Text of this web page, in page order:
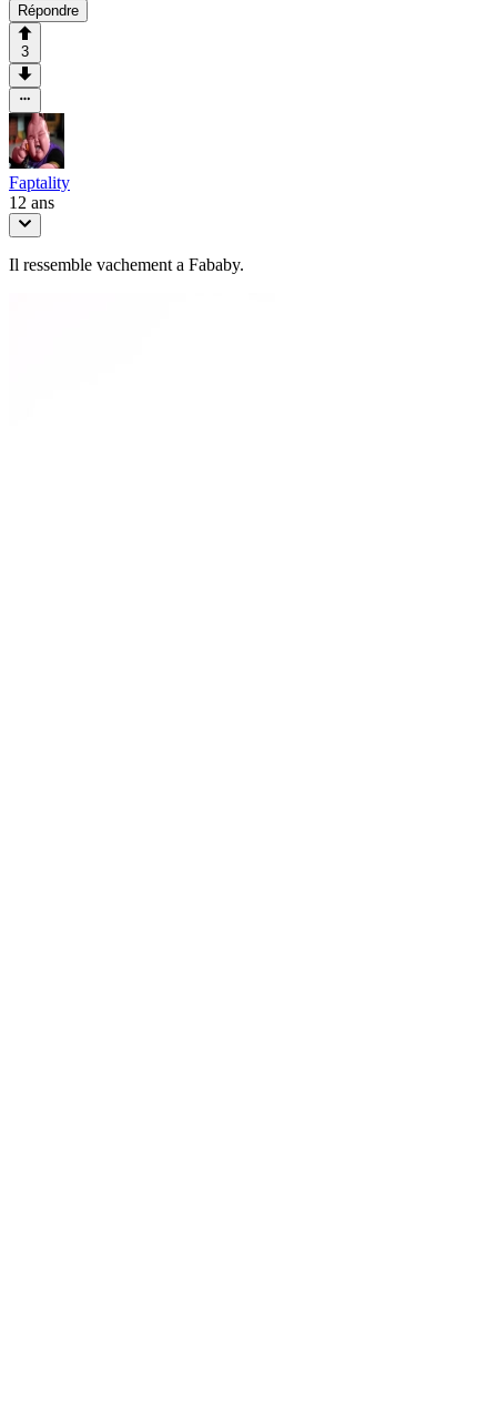
Répondre
3
Faptality
12 ans
Il ressemble vachement a Fababy.